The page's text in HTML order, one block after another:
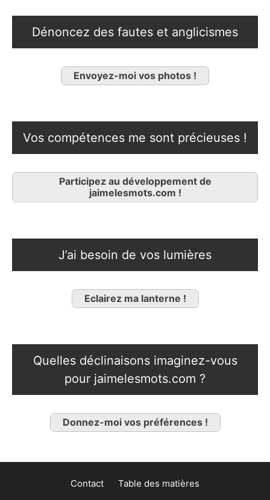
Dénoncez des fautes et anglicismes
Envoyez-moi vos photos !
Vos compétences me sont précieuses !
Participez au développement de
jaimelesmots.com !
J’ai besoin de vos lumières
Eclairez ma lanterne !
Quelles déclinaisons imaginez-vous
pour jaimelesmots.com ?
Donnez-moi vos préférences !
Contact Table des matières